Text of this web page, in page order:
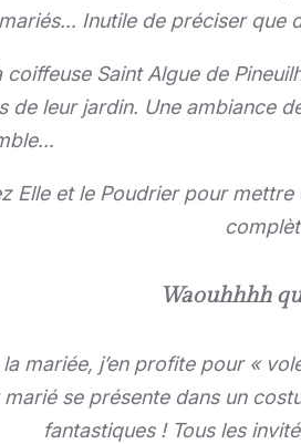
Inutile de préciser
Saint Algue de
de leur jardin. Une ambiance
Elle et le Poudrier pour
Waouhhhh
mariée, j’en profite pour «
se présente dans un
fantastiques ! Tous les